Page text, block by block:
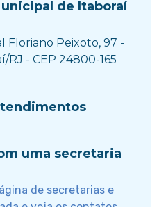
de Itaboraí
Floriano Peixoto, 97 -
RJ - CEP 24800-165
uma secretaria
de secretarias e